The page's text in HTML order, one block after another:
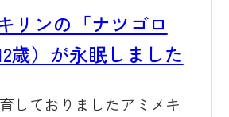
ださい。 上州富岡駅
、目の前が送迎バス乗り
9月27日（日）までの期間
リンの「ナツゴロ
歳）が永眠しました
しておりましたアミメキ